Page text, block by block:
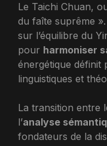
Le Taichi Chuan,
du faîte suprême
sur l’équilibre du
pour harmoniser
énergétique définit
linguistiques et
La transition entre
l’analyse
fondateurs de la